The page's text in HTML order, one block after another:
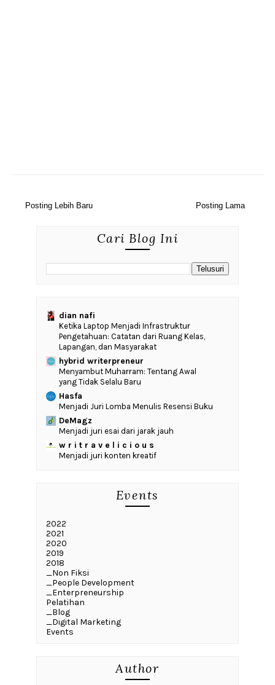
Posting Lebih Baru Posting Lama
Cari Blog Ini
dian nafi
Ketika Laptop Menjadi Infrastruktur
Pengetahuan: Catatan dari Ruang Kelas,
Lapangan, dan Masyarakat
hybrid writerpreneur
Menyambut Muharram: Tentang Awal
yang Tidak Selalu Baru
Hasfa
Menjadi Juri Lomba Menulis Resensi Buku
DeMagz
Menjadi juri esai dari jarak jauh
w r i t r a v e l i c i o u s
Menjadi juri konten kreatif
Events
2022
2021
2020
2019
2018
_Non Fiksi
_People Development
_Enterpreneurship
Pelatihan
_Blog
_Digital Marketing
Events
Author